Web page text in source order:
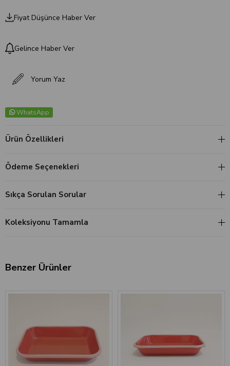
Fiyat Düşünce Haber Ver
Gelince Haber Ver
Yorum Yaz
WhatsApp
Ürün Özellikleri
Ödeme Seçenekleri
Sıkça Sorulan Sorular
Koleksiyonu Tamamla
Benzer Ürünler